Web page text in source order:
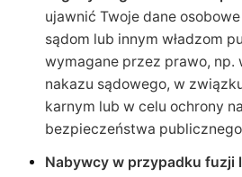
ujawnić Twoje dane
sądom lub innym władzom
wymagane przez prawo, np.
nakazu sądowego, w
karnym lub w celu ochrony
bezpieczeństwa
Nabywcy w przypadku fuzji